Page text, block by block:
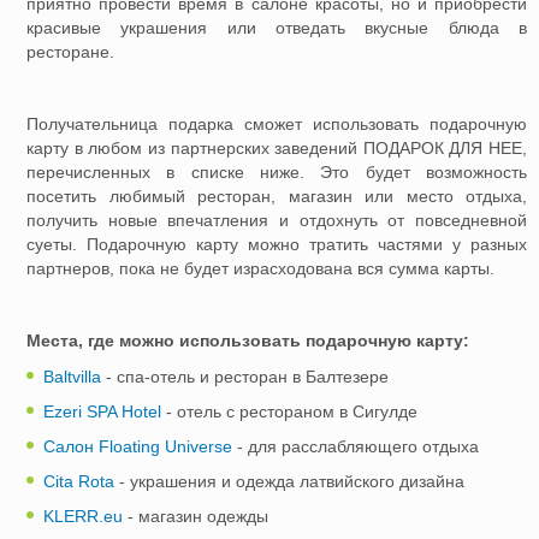
красивые украшения или отведать вкусные блюда в
ресторане.
Получательница подарка сможет использовать подарочную
карту в любом из партнерских заведений ПОДАРОК ДЛЯ НЕЕ,
перечисленных в списке ниже. Это будет возможность
посетить любимый ресторан, магазин или место отдыха,
получить новые впечатления и отдохнуть от повседневной
суеты. Подарочную карту можно тратить частями у разных
партнеров, пока не будет израсходована вся сумма карты.
Места, где можно использовать подарочную карту:
Baltvilla - спа-отель и ресторан в Балтезере
Ezeri SPA Hotel - отель с рестораном в Сигулде
Салон Floating Universe - для расслабляющего отдыха
Cita Rota - украшения и одежда латвийского дизайна
KLERR.eu - магазин одежды